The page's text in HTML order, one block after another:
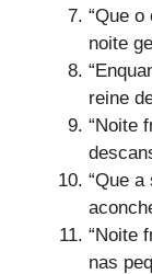
“Que
noite
reine
“Noite
“Que
“Noite
nas